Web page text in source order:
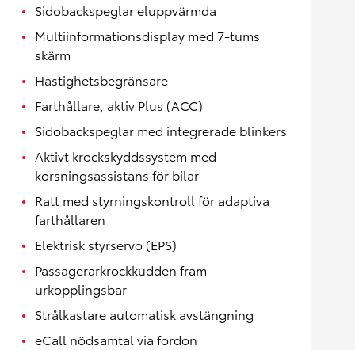
Sidobackspeglar eluppvärmda
Multiinformationsdisplay med 7-tums
skärm
Hastighetsbegränsare
Farthållare, aktiv Plus (ACC)
Sidobackspeglar med integrerade blinkers
Aktivt krockskyddssystem med
korsningsassistans för bilar
Ratt med styrningskontroll för adaptiva
farthållaren
Elektrisk styrservo (EPS)
Passagerarkrockkudden fram
urkopplingsbar
Strålkastare automatisk avstängning
eCall nödsamtal via fordon